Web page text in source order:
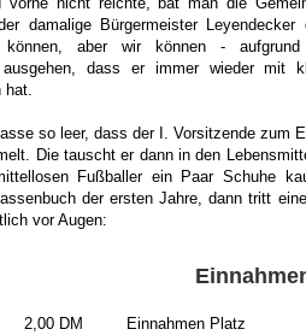
damalige Bürgermeister Leyendecker
können, aber wir können - aufgrund
dass er immer wieder mit
hat.
so leer, dass der I. Vorsitzende zum
Die tauscht er dann in den
Fußballer ein Paar Schuhe
der ersten Jahre, dann tritt
vor Augen:
2,00 DM Einnahmen Platz